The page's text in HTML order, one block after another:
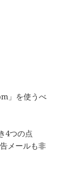
」を使うべ
4つの点
メールも非